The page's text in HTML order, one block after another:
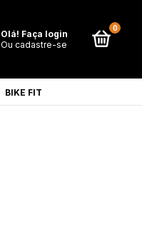
Olá! Faça login
Ou cadastre-se
0
BIKE FIT